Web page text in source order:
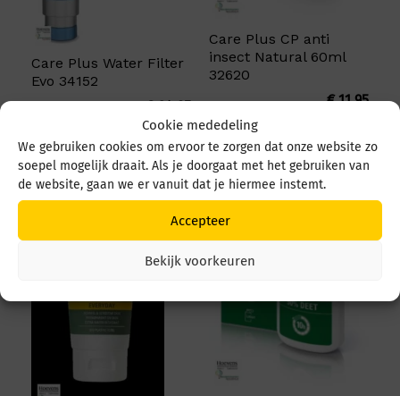
Cookie mededeling
We gebruiken cookies om ervoor te zorgen dat onze website zo
soepel mogelijk draait. Als je doorgaat met het gebruiken van
de website, gaan we er vanuit dat je hiermee instemt.
Accepteer
Bekijk voorkeuren
Care Plus Water Filter
Evo 34152
€64,95
Care Plus CP anti
insect Natural 60ml
32620
€11,95